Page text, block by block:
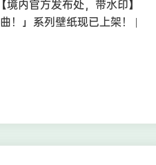
内官方发布处，带水印】
」系列壁纸现已上架！ |